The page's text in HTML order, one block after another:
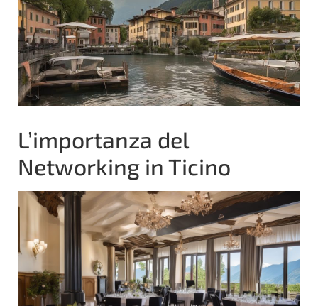
L’importanza del
Networking in Ticino